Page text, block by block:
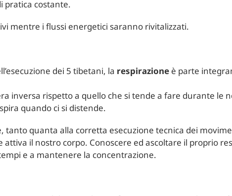
pratica costante.
mentre i flussi energetici saranno rivitalizzati.
dei 5 tibetani, la respirazione è parte
inversa rispetto a quello che si tende a fare durante le
quando ci si distende.
quanta alla corretta esecuzione tecnica dei
il nostro corpo. Conoscere ed ascoltare il proprio
e a mantenere la concentrazione.